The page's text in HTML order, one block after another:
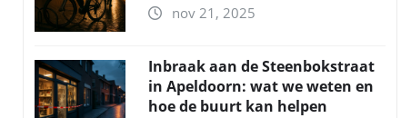
nov 21, 2025
Inbraak aan de Steenbokstraat
in Apeldoorn: wat we weten en
hoe de buurt kan helpen